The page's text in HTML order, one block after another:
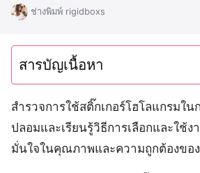
ช่างพิมพ์ rigidboxs
สารบัญเนื้อหา
สำรวจการใช้สติ๊กเกอร์โฮโลแกรมใ
ปลอมและเรียนรู้วิธีการเลือกและใช้ง
มั่นใจในคุณภาพและความถูกต้องขอ